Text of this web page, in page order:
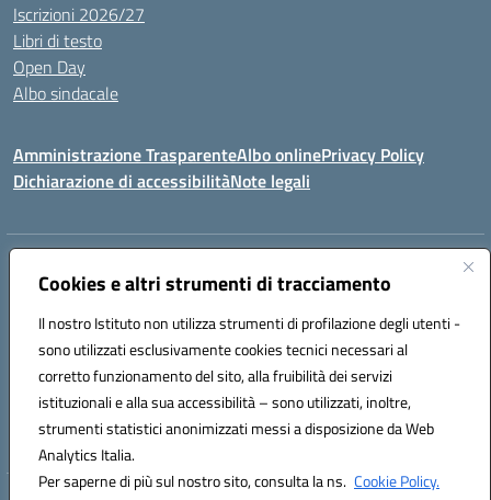
Cookies e altri strumenti di tracciamento
Il nostro Istituto non utilizza strumenti di profilazione degli utenti -
sono utilizzati esclusivamente cookies tecnici necessari al
corretto funzionamento del sito, alla fruibilità dei servizi
istituzionali e alla sua accessibilità – sono utilizzati, inoltre,
strumenti statistici anonimizzati messi a disposizione da Web
Analytics Italia.
Per saperne di più sul nostro sito, consulta la ns. Cookie Policy.
Iscrizioni 2026/27
Libri di testo
Open Day
Albo sindacale
Amministrazione TrasparenteAlbo onlinePrivacy Policy
Dichiarazione di accessibilitàNote legali
Centralino:085 4210592 Email:peic835007@istruzione.it
Posta elettronica certificata (PEC):
peic835007@pec.istruzione.it
Codice fiscale: 91117430685
Codice meccanografico:PEIC835007
Codice Indice delle Pubbliche Amministrazioni (IPA): istsc_peic835007
Codice unico di fatturazione (CUF): UFOT6R